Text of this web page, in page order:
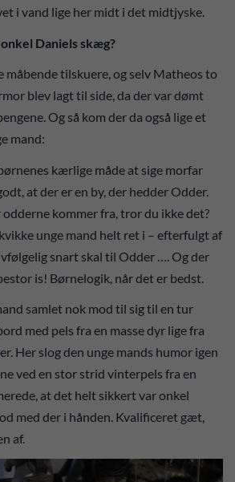
i vand lige her midt i det midtjyske.
Daniels skæg?
måbende tilskuere, og selv Matheos to
blev lagt til side, da der var dømt
Og så kom der da også lige et
mand:
kærlige måde at sige morfar
at der er en by, der hedder Odder.
odderne kommer fra, tror du ikke det?
unge mand helt ret i – efterfulgt af
snart skal til Odder …. Og der
is! Børnelogik, når det er bedst.
samlet nok mod til sig til en tur
med pels fra en masse dyr lige fra
Her slog den unge mands humor igen
ved en stor strid vinterpels fra en
at det helt sikkert var onkel
med der i hånden. Kvalificeret gæt,
af.